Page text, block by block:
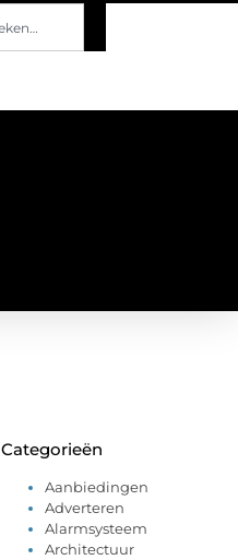
Categorieën
Aanbiedingen
Adverteren
Alarmsysteem
Architectuur